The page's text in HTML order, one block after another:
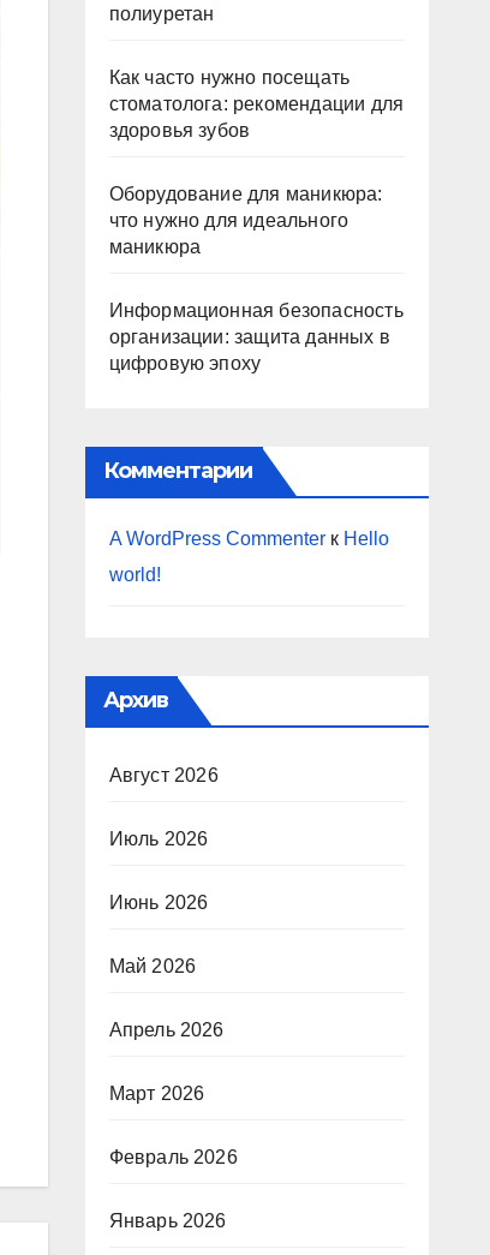
полиуретан
Как часто нужно посещать
стоматолога: рекомендации для
здоровья зубов
Оборудование для маникюра:
что нужно для идеального
маникюра
Информационная безопасность
организации: защита данных в
цифровую эпоху
Комментарии
A WordPress Commenterк Hello
world!
Архив
Август 2026
Июль 2026
Июнь 2026
Май 2026
Апрель 2026
Март 2026
Февраль 2026
Январь 2026